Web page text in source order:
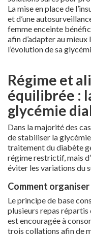
La mise en place de
et d’une
femme enceinte
afin d’adapter au
l’évolution de sa
Régime et
équilibrée :
glycémie
Dans la majorité des
de stabiliser la
traitement du diabète
régime restrictif, mais
éviter les variations du
Comment
Le principe de base
plusieurs repas répartis
est encouragée à
trois collations afin de